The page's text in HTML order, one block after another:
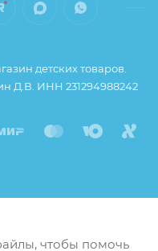
детских товаров.
Д.В. ИНН 231294988242
чтобы помочь